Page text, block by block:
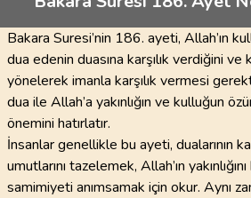
Bakara Suresi’nin 186. ayeti, Allah’ın
dua edenin duasına karşılık verdiğini ve
yönelerek imanla karşılık vermesi
dua ile Allah’a yakınlığın ve kulluğun
önemini hatırlatır.
İnsanlar genellikle bu ayeti, dualarının
umutlarını tazelemek, Allah’ın
samimiyeti anımsamak için okur. Aynı